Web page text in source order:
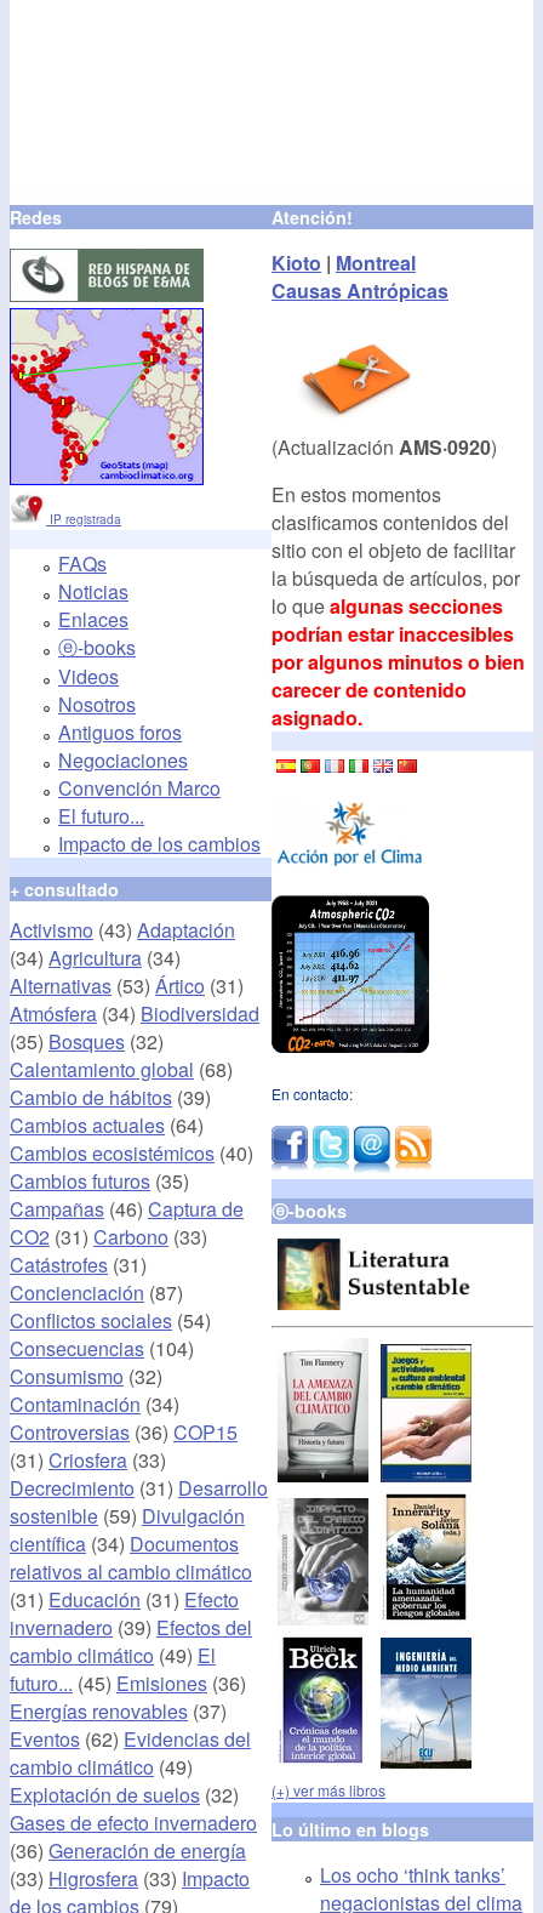
Redes
IP registrada
FAQs
Noticias
Enlaces
ⓔ-books
Videos
Nosotros
Antiguos foros
Negociaciones
Convención Marco
El futuro...
Impacto de los cambios
+ consultado
Activismo (43) Adaptación
(34) Agricultura (34)
Alternativas (53) Ártico (31)
Atmósfera (34) Biodiversidad
(35) Bosques (32)
Calentamiento global (68)
Cambio de hábitos (39)
Cambios actuales (64)
Cambios ecosistémicos (40)
Cambios futuros (35)
Campañas (46) Captura de
CO2 (31) Carbono (33)
Catástrofes (31)
Concienciación (87)
Conflictos sociales (54)
Consecuencias (104)
Consumismo (32)
Contaminación (34)
Controversias (36) COP15
(31) Criosfera (33)
Decrecimiento (31) Desarrollo
sostenible (59) Divulgación
científica (34) Documentos
relativos al cambio climático
(31) Educación (31) Efecto
invernadero (39) Efectos del
cambio climático (49) El
futuro... (45) Emisiones (36)
Energías renovables (37)
Eventos (62) Evidencias del
cambio climático (49)
Explotación de suelos (32)
Gases de efecto invernadero
(36) Generación de energía
(33) Higrosfera (33) Impacto
de los cambios (79)
Atención!
Kioto | Montreal
Causas Antrópicas
(Actualización AMS·0920)
En estos momentos
clasificamos contenidos del
sitio con el objeto de facilitar
la búsqueda de artículos, por
lo quealgunas secciones
podrían estar inaccesibles
por algunos minutos o bien
carecer de contenido
asignado.
En contacto:
ⓔ-books
(+) ver más libros
Lo último en blogs
Los ocho ‘think tanks’
negacionistas del clima